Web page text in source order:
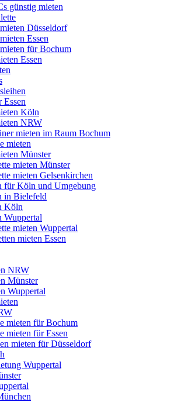
günstig mieten
Düsseldorf
Essen
für Bochum
Essen
Essen
Köln
NRW
mieten im Raum Bochum
mieten
Münster
mieten Münster
mieten Gelsenkirchen
für Köln und Umgebung
in Bielefeld
Köln
Wuppertal
mieten Wuppertal
mieten Essen
NRW
Münster
Wuppertal
mieten für Bochum
mieten für Essen
mieten für Düsseldorf
Wuppertal